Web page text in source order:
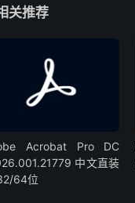
关推荐
Acrobat Pro DC
中文直装
64位